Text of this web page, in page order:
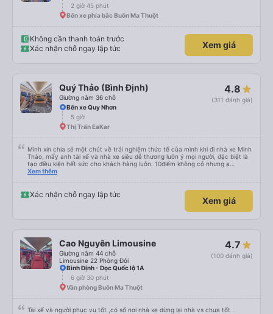
2 giờ 45 phút
Bến xe phía bắc Buôn Ma Thuột
Không cần thanh toán trước
Xác nhận chỗ ngay lập tức
Xem giá
Quý Thảo (Bình Định)
Giường nằm 36 chỗ
4.8
(311 đánh giá)
Bến xe Quy Nhơn
5 giờ
Thị Trấn EaKar
Mình xin chia sẻ một chút về trải nghiệm thức tế cùa mình khi đi nhà xe Minh
Thảo, mấy anh tài xế và nhà xe siêu dễ thương luôn ý mọi người, đặc biệt là
tạo điều kiện hết sức cho khách hàng luôn. 10điểm không có nhưng ạ
<333333333333
Xem thêm
Xác nhận chỗ ngay lập tức
Xem giá
Cao Nguyên Limousine
Giường nằm 44 chỗ
Limousine 22 Phòng Đôi
4.7
(100 đánh giá)
Bình Định - Dọc Quốc lộ 1A
6 giờ 30 phút
Văn phòng Buôn Ma Thuột
Tài xế và người phục vụ tốt ,có số nơi nhà xe dừng lại nhà vs chưa tốt .